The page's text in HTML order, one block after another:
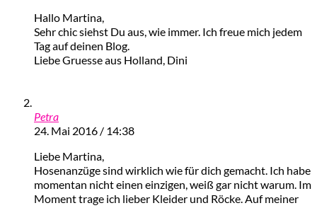
Hallo Martina,
Sehr chic siehst Du aus, wie immer. Ich freue mich jedem
Tag auf deinen Blog.
Liebe Gruesse aus Holland, Dini
Petra
24. Mai 2016 / 14:38
Liebe Martina,
Hosenanzüge sind wirklich wie für dich gemacht. Ich habe
momentan nicht einen einzigen, weiß gar nicht warum. Im
Moment trage ich lieber Kleider und Röcke. Auf meiner